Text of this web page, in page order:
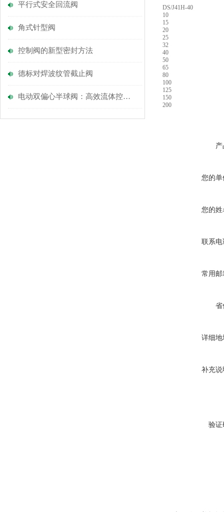
平行式安全回流阀
角式针型阀
控制阀的新型密封方法
德标对焊波纹管截止阀
电动双偏心半球阀：高效流体控制的智能选择
DS/J41H-40
10
15
20
25
32
40
50
65
80
100
125
150
200
您的单
您的姓
联系电
常用邮
省
详细地
补充说
验证